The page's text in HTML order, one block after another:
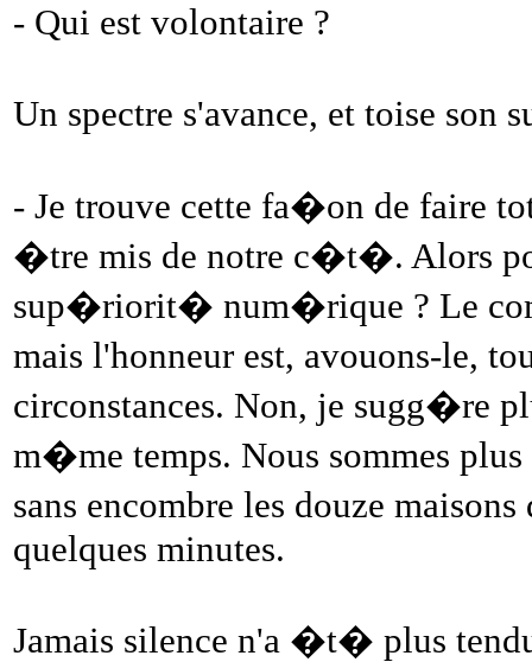
- Qui est volontaire ?
Un spectre s'avance, et toise
- Je trouve cette fa�on de faire
�tre mis de notre c�t�. Alors
sup�riorit� num�rique ? Le
mais l'honneur est, avouons-le,
circonstances. Non, je sugg�re
m�me temps. Nous sommes
sans encombre les douze
quelques minutes.
Jamais silence n'a �t� plus